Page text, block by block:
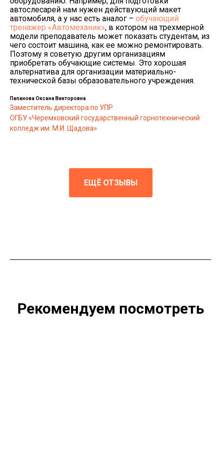
автослесарей нам нужен действующий макет
автомобиля, а у нас есть аналог – обучающий
тренажер «Автомеханик», в котором на трехмерной
модели преподаватель может показать студентам, из
чего состоит машина, как ее можно ремонтировать.
Поэтому я советую другим организациям
приобретать обучающие системы. Это хорошая
альтернатива для организации материально-
технической базы образовательного учреждения.
Папанова Оксана Викторовна
Заместитель директора по УПР
ОГБУ «Черемховский государственный горнотехнический
колледж им. М.И. Щадова»
ЕЩЁ ОТЗЫВЫ
Рекомендуем посмотреть